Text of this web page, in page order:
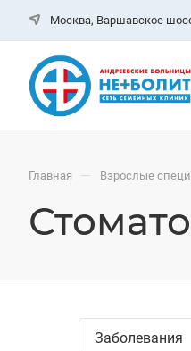
Москва, Варшавское
Главная — Взрослые
Заболевания